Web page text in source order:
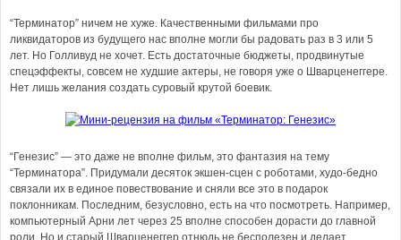
“Терминатор” ничем не хуже. Качественными фильмами про
ликвидаторов из будущего нас вполне могли бы радовать раз в 3 или 5
лет. Но Голливуд не хочет. Есть достаточные бюджеты, продвинутые
спецэффекты, совсем не худшие актеры, не говоря уже о Шварценеггере.
Нет лишь желания создать суровый крутой боевик.
“Генезис” — это даже не вполне фильм, это фантазия на тему
“Терминатора”. Придумали десяток экшен-сцен с роботами, худо-бедно
связали их в единое повествование и сняли все это в подарок
поклонникам. Последним, безусловно, есть на что посмотреть. Например,
компьютерный Арни лет через 25 вполне способен дорасти до главной
роли. Но и старый Шварценеггер отнюдь не бесполезен и делает